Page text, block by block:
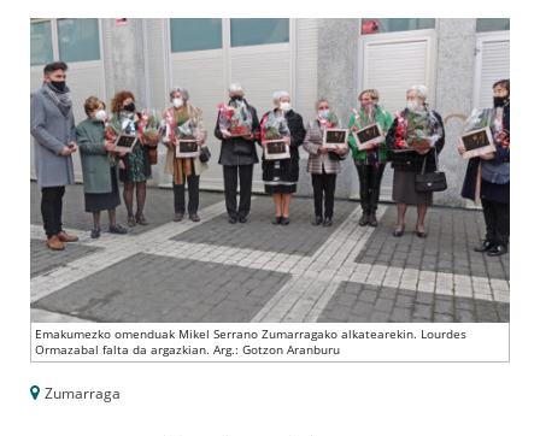
Zumarraga
Emakumezko omenduak Mikel Serrano Zumarragako alkatearekin. Lourdes
Ormazabal falta da argazkian. Arg.: Gotzon Aranburu